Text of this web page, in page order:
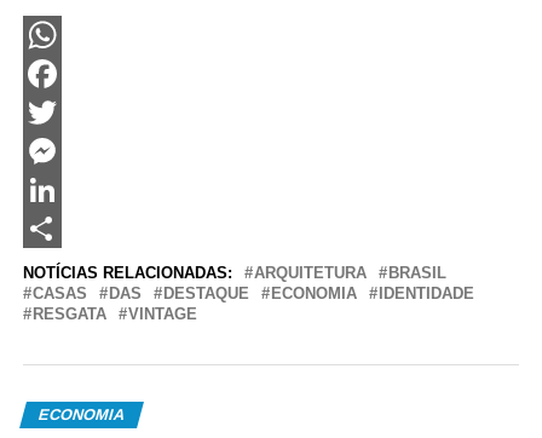
WhatsApp
Facebook
Twitter
Messenger
LinkedIn
Share
NOTÍCIAS RELACIONADAS: ARQUITETURA
BRASIL
CASAS
DAS DESTAQUE ECONOMIA
IDENTIDADE
RESGATA
VINTAGE
ECONOMIA